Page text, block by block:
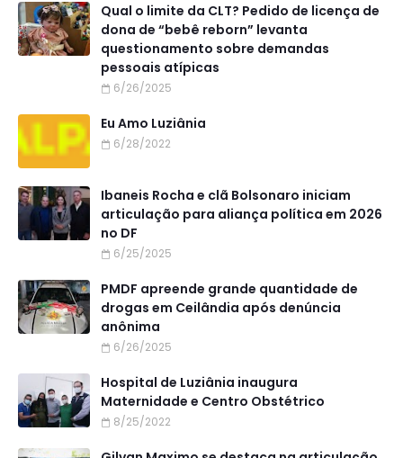
Qual o limite da CLT? Pedido de licença de
dona de “bebê reborn” levanta
questionamento sobre demandas
pessoais atípicas
6/26/2025
Eu Amo Luziânia
6/28/2022
Ibaneis Rocha e clã Bolsonaro iniciam
articulação para aliança política em 2026
no DF
6/25/2025
PMDF apreende grande quantidade de
drogas em Ceilândia após denúncia
anônima
6/26/2025
Hospital de Luziânia inaugura
Maternidade e Centro Obstétrico
8/25/2022